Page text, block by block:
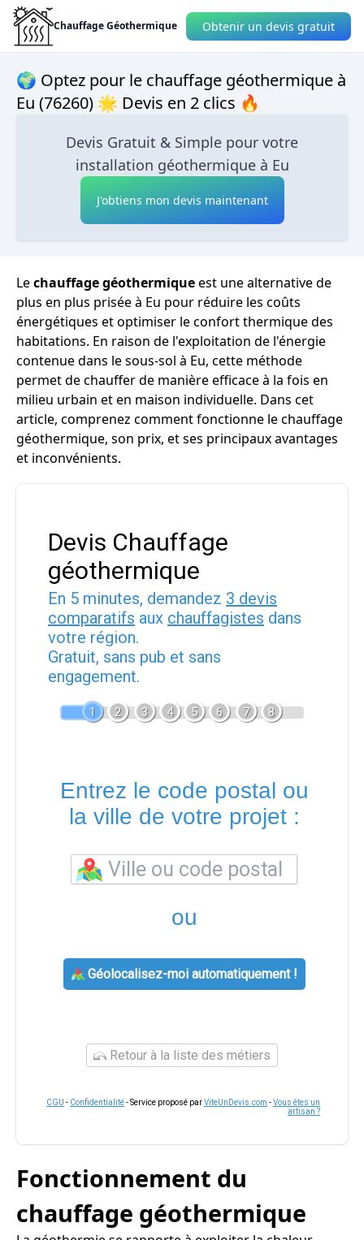
Chauffage Géothermique Obtenir un devis gratuit
🌍 Optez pour le chauffage géothermique à
Eu (76260) 🌟 Devis en 2 clics 🔥
Devis Gratuit & Simple pour votre
installation géothermique à Eu
J'obtiens mon devis maintenant
Lechauffage géothermiqueest une alternative de
plus en plus prisée à Eu pour réduire les coûts
énergétiques et optimiser le confort thermique des
habitations. En raison de l'exploitation de l'énergie
contenue dans le sous-sol à Eu, cette méthode
permet de chauffer de manière efficace à la fois en
milieu urbain et en maison individuelle. Dans cet
article, comprenez comment fonctionne le chauffage
géothermique, son prix, et ses principaux avantages
et inconvénients.
Devis Chauffage
géothermique
En 5 minutes, demandez 3 devis
comparatifs aux chauffagistes dans
votre région.
Gratuit, sans pub et sans
engagement.
1 2 3 4 5 6 7 8
Entrez le code postal ou
la ville de votre projet :
ou
Géolocalisez-moi automatiquement !
Retour à la liste des métiers
CGU - Confidentialité- Service proposé parViteUnDevis.com -Vous êtes un
artisan ?
Fonctionnement du
chauffage géothermique